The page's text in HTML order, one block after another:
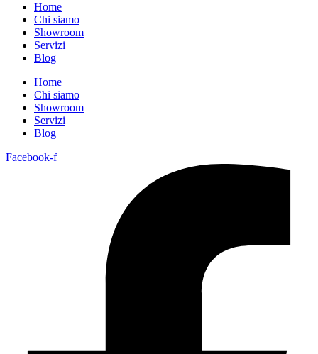
Home
Chi siamo
Showroom
Servizi
Blog
Home
Chi siamo
Showroom
Servizi
Blog
Facebook-f